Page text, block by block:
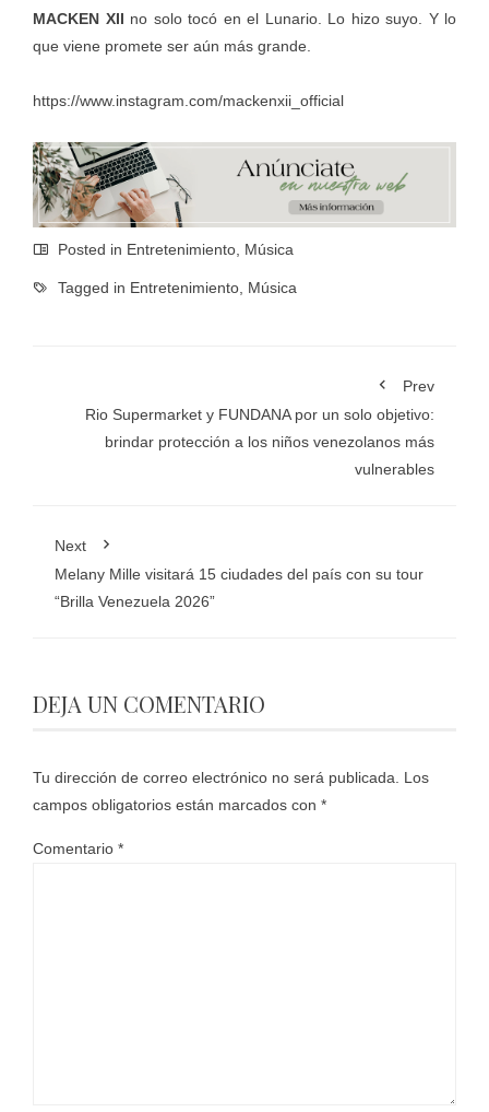
MACKEN XII no solo tocó en el Lunario. Lo hizo suyo. Y lo
que viene promete ser aún más grande.
https://www.instagram.com/mackenxii_official
Posted in Entretenimiento Música
Tagged in Entretenimiento Música
Prev
Rio Supermarket y FUNDANA por un solo objetivo:
brindar protección a los niños venezolanos más
vulnerables
Next
Melany Mille visitará 15 ciudades del país con su tour
“Brilla Venezuela 2026”
DEJA UN COMENTARIO
Tu dirección de correo electrónico no será publicada.
Los
campos obligatorios están marcados con *
Comentario *